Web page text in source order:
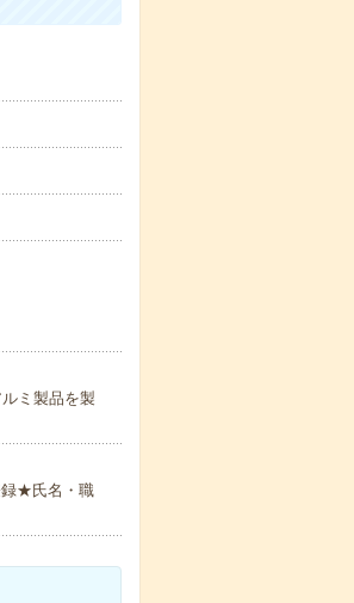
ミ製品を製
録★氏名・職